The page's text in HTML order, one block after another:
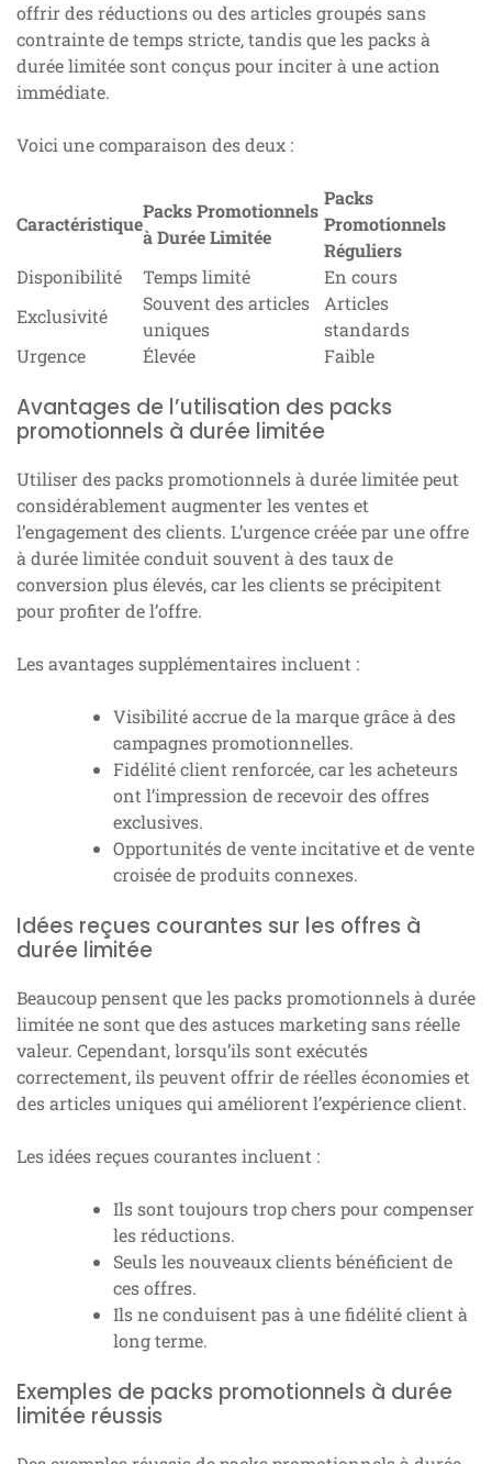
offrir des réductions ou des articles groupés sans
contrainte de temps stricte, tandis que les packs à
durée limitée sont conçus pour inciter à une action
immédiate.
Voici une comparaison des deux :
Caractéristique
Packs Promotionnels
à Durée Limitée
Packs
Promotionnels
Réguliers
Disponibilité
Temps limité
En cours
Exclusivité
Souvent des articles
uniques
Articles
standards
Urgence
Élevée Faible
Avantages de l’utilisation des packs
promotionnels à durée limitée
Utiliser des packs promotionnels à durée limitée peut
considérablement augmenter les ventes et
l’engagement des clients. L’urgence créée par une offre
à durée limitée conduit souvent à des taux de
conversion plus élevés, car les clients se précipitent
pour profiter de l’offre.
Les avantages supplémentaires incluent :
Visibilité accrue de la marque grâce à des
campagnes promotionnelles.
Fidélité client renforcée, car les acheteurs
ont l’impression de recevoir des offres
exclusives.
Opportunités de vente incitative et de vente
croisée de produits connexes.
Idées reçues courantes sur les offres à
durée limitée
Beaucoup pensent que les packs promotionnels à durée
limitée ne sont que des astuces marketing sans réelle
valeur. Cependant, lorsqu’ils sont exécutés
correctement, ils peuvent offrir de réelles économies et
des articles uniques qui améliorent l’expérience client.
Les idées reçues courantes incluent :
Ils sont toujours trop chers pour compenser
les réductions.
Seuls les nouveaux clients bénéficient de
ces offres.
Ils ne conduisent pas à une fidélité client à
long terme.
Exemples de packs promotionnels à durée
limitée réussis